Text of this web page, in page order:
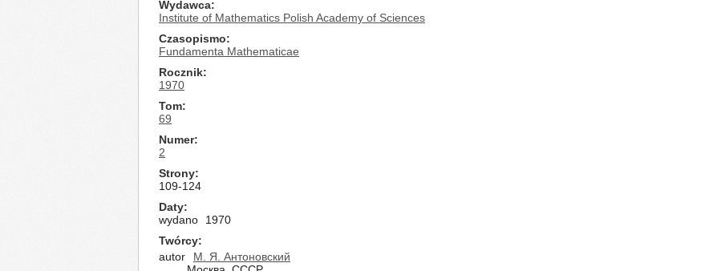
Wydawca
Institute of Mathematics Polish Academy of Sciences
Czasopismo
Fundamenta Mathematicae
Rocznik
1970
Tom
69
Numer
2
Strony
109-124
Daty
wydano
1970
Twórcy
autor
М. Я. Антоновский